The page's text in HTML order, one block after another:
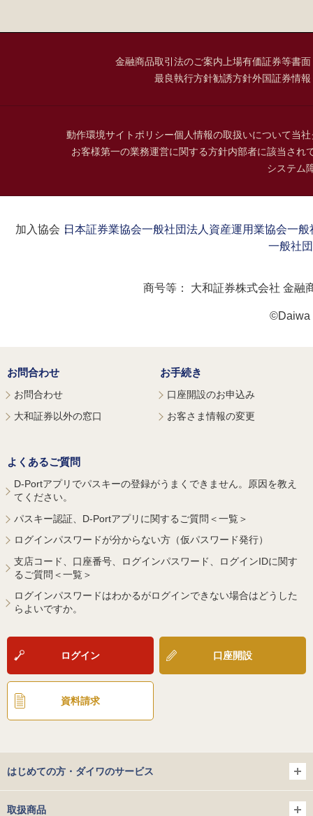
金融商品取引法のご案内 上場有価証券等書
最良執行方針勧誘方針外国証券情
動作環境サイトポリシー個人情報の取扱いについて当
お客様第一の業務運営に関する方針内部者に該当され
システム
加入協会：日本証券業協会一般社団法人資産運用業協会一般
一般社
商号等： 大和証券株式会社 金融
©Daiwa
お問合わせ
お問合わせ
大和証券以外の窓口
お手続き
口座開設のお申込み
お客さま情報の変更
よくあるご質問
D-Portアプリでパスキーの登録がうまくできません。原因を教え
てください。
パスキー認証、D-Portアプリに関するご質問＜一覧＞
ログインパスワードが分からない方（仮パスワード発行）
支店コード、口座番号、ログインパスワード、ログインIDに関す
るご質問＜一覧＞
ログインパスワードはわかるがログインできない場合はどうした
らよいですか。
ログイン 口座開設
資料請求
はじめての方・ダイワのサービス
取扱商品